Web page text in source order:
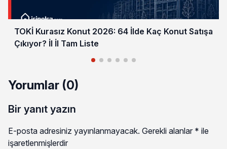
TOKİ Kurasız Konut 2026: 64 İlde Kaç Konut Satışa
Çıkıyor? İl İl Tam Liste
Yorumlar (0)
Bir yanıt yazın
E-posta adresiniz yayınlanmayacak. Gerekli alanlar * ile
işaretlenmişlerdir